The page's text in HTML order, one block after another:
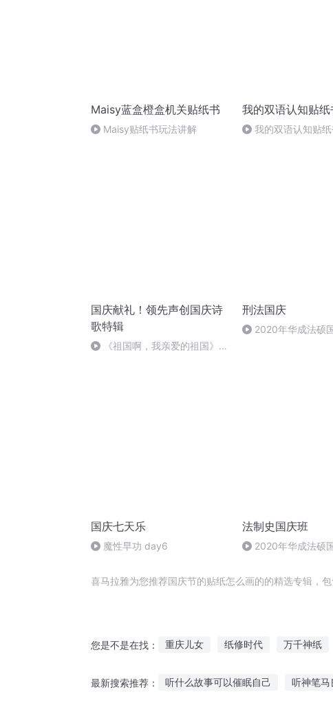
Maisy蓝盒橙盒机关贴纸书
Maisy贴纸书玩法讲解
我的双语认知贴纸
我的双语认知贴纸
国庆献礼！领先声创国庆诗
歌特辑
《祖国啊，我亲爱的祖国》温
刑法国庆
2020年华成法硕
国庆七天乐
魔性早功 day6
法制史国庆班
2020年华成法硕
喜马拉雅为您推荐国庆节的贴纸怎么画的的精选专辑，
您是不是在找： 重庆儿女 纸修时代 万千神纸
最新搜索推荐： 听什么故事可以催眠自己 听神笔马